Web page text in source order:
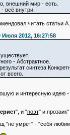
внешний мир - есть.
всё внутри.
читать статьи
Июля 2012, 16:27:58
- Абстрактное.
синтеза
всего.
и интересную идею -
", и "поэт" и
"не умрет" - "себя